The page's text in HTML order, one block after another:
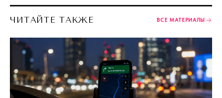
ЧИТАЙТЕ ТАКЖЕ ВСЕ МАТЕРИАЛЫ